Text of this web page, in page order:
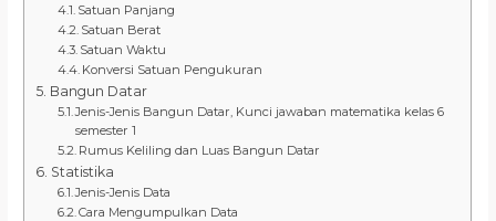
Satuan Panjang
Satuan Berat
Satuan Waktu
Konversi Satuan Pengukuran
Bangun Datar
Jenis-Jenis Bangun Datar, Kunci jawaban matematika kelas 6
semester 1
Rumus Keliling dan Luas Bangun Datar
Statistika
Jenis-Jenis Data
Cara Mengumpulkan Data